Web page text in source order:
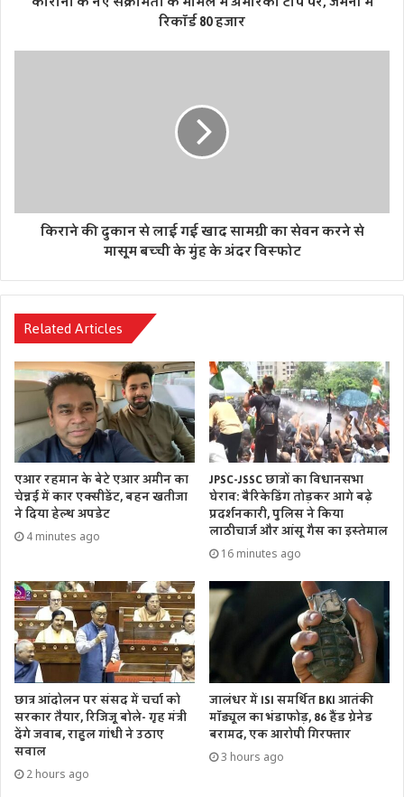
रिकॉर्ड 80 हजार
किराने की दुकान से लाई गई खाद सामग्री का सेवन करने से
मासूम बच्ची के मुंह के अंदर विस्फोट
Related Articles
एआर रहमान के बेटे एआर अमीन का
चेन्नई में कार एक्सीडेंट, बहन खतीजा
ने दिया हेल्थ अपडेट
4 minutes ago
JPSC-JSSC छात्रों का विधानसभा
घेराव: बैरिकेडिंग तोड़कर आगे बढ़े
प्रदर्शनकारी, पुलिस ने किया
लाठीचार्ज और आंसू गैस का इस्तेमाल
16 minutes ago
छात्र आंदोलन पर संसद में चर्चा को
सरकार तैयार, रिजिजू बोले- गृह मंत्री
देंगे जवाब, राहुल गांधी ने उठाए
सवाल
2 hours ago
जालंधर में ISI समर्थित BKI आतंकी
मॉड्यूल का भंडाफोड़, 86 हैंड ग्रेनेड
बरामद, एक आरोपी गिरफ्तार
3 hours ago